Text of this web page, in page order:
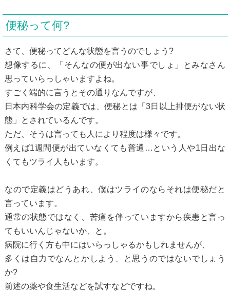
便秘って何?
さて、便秘ってどんな状態を言うのでしょう?
想像するに、「そんなの便が出ない事でしょ」とみなさん
思っていらっしゃいますよね。
すごく端的に言うとその通りなんですが、
日本内科学会の定義では、便秘とは「3日以上排便がない状
態」とされているんです。
ただ、そうは言っても人により程度は様々です。
例えば1週間便が出ていなくても普通…という人や1日出な
くてもツライ人もいます。
なので定義はどうあれ、僕はツライのならそれは便秘だと
言っています。
通常の状態ではなく、苦痛を伴っていますから疾患と言っ
てもいいんじゃないか、と。
病院に行く方も中にはいらっしゃるかもしれませんが、
多くは自力でなんとかしよう、と思うのではないでしょう
か?
前述の薬や食生活などを試すなどですね。